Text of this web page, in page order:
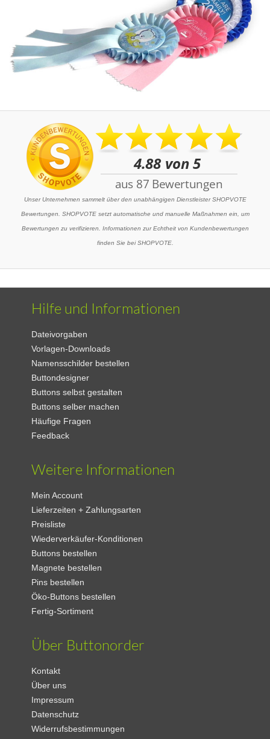
Unser Unternehmen sammelt über den unabhängigen Dienstleister SHOPVOTE
Bewertungen. SHOPVOTE setzt automatische und manuelle Maßnahmen ein, um
Bewertungen zu verifizieren. Informationen zur Echtheit von Kundenbewertungen
finden Sie bei SHOPVOTE.
Hilfe und Informationen
Dateivorgaben
Vorlagen-Downloads
Namensschilder bestellen
Buttondesigner
Buttons selbst gestalten
Buttons selber machen
Häufige Fragen
Feedback
Weitere Informationen
Mein Account
Lieferzeiten + Zahlungsarten
Preisliste
Wiederverkäufer-Konditionen
Buttons bestellen
Magnete bestellen
Pins bestellen
Öko-Buttons bestellen
Fertig-Sortiment
Über Buttonorder
Kontakt
Über uns
Impressum
Datenschutz
Widerrufsbestimmungen